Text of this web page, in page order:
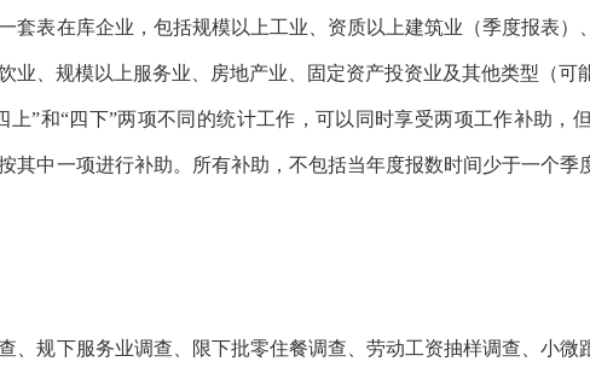
表在库企业，包括规模以上工业、资质以上建筑业（季度报表）
业、规模以上服务业、房地产业、固定资产投资业及其他类型（可
和“四下”两项不同的统计工作，可以同时享受两项工作补助，
其中一项进行补助。所有补助，不包括当年度报数时间少于一个
规下服务业调查、限下批零住餐调查、劳动工资抽样调查、小微